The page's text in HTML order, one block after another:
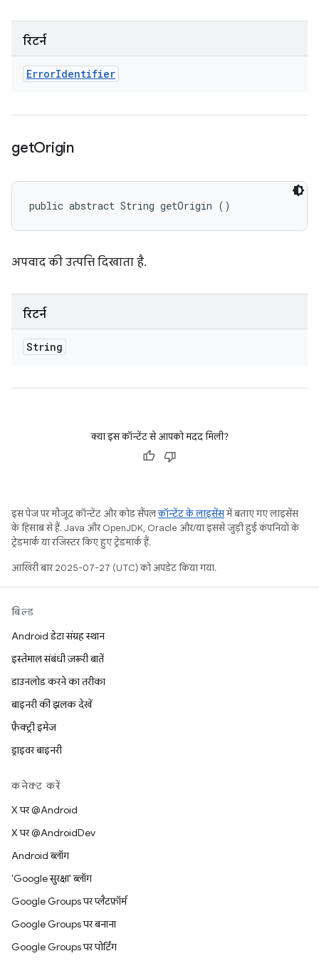
रिटर्न
ErrorIdentifier
getOrigin
public abstract String getOrigin ()
अपवाद की उत्पत्ति दिखाता है.
रिटर्न
String
क्या इस कॉन्टेंट से आपको मदद मिली?
इस पेज पर मौजूद कॉन्टेंट और कोड सैंपलकॉन्टेंट के लाइसेंसमें बताए गए लाइसेंस
के हिसाब से हैं. Java और OpenJDK, Oracle और/या इससे जुड़ी हुई कंपनियों के
ट्रेडमार्क या रजिस्टर किए हुए ट्रेडमार्क हैं.
आखिरी बार 2025-07-27 (UTC) को अपडेट किया गया.
बिल्ड
Android डेटा संग्रह स्थान
इस्तेमाल संबंधी ज़रूरी बातें
डाउनलोड करने का तरीका
बाइनरी की झलक देखें
फ़ैक्ट्री इमेज
ड्राइवर बाइनरी
कनेक्ट करें
X पर @Android
X पर @AndroidDev
Android ब्लॉग
'Google सुरक्षा' ब्लॉग
Google Groups पर प्लैटफ़ॉर्म
Google Groups पर बनाना
Google Groups पर पोर्टिंग